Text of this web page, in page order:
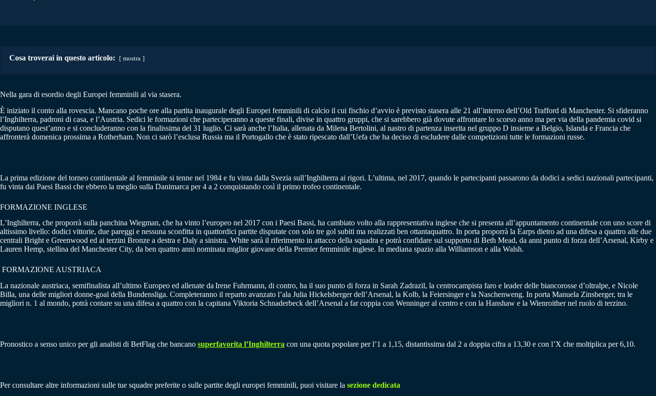
Cosa troverai in questo articolo: mostra
Nella gara di esordio degli Europei femminili al via stasera.
È iniziato il conto alla rovescia. Mancano poche ore alla partita inaugurale degli Europei femminili di calcio il cui fischio d’avvio è previsto stasera alle 21 all’interno dell’Old Trafford di Manchester. Si sfideranno
l’Inghilterra, padroni di casa, e l’Austria. Sedici le formazioni che parteciperanno a queste finali, divise in quattro gruppi, che si sarebbero già dovute affrontare lo scorso anno ma per via della pandemia covid si
disputano quest’anno e si concluderanno con la finalissima del 31 luglio. Ci sarà anche l’Italia, allenata da Milena Bertolini, al nastro di partenza inserita nel gruppo D insieme a Belgio, Islanda e Francia che
affronterà domenica prossima a Rotherham. Non ci sarò l’esclusa Russia ma il Portogallo che è stato ripescato dall’Uefa che ha deciso di escludere dalle competizioni tutte le formazioni russe.
La prima edizione del torneo continentale al femminile si tenne nel 1984 e fu vinta dalla Svezia sull’Inghilterra ai rigori. L’ultima, nel 2017, quando le partecipanti passarono da dodici a sedici nazionali partecipanti,
fu vinta dai Paesi Bassi che ebbero la meglio sulla Danimarca per 4 a 2 conquistando così il primo trofeo continentale.
FORMAZIONE INGLESE
L’Inghilterra, che proporrà sulla panchina Wiegman, che ha vinto l’europeo nel 2017 con i Paesi Bassi, ha cambiato volto alla rappresentativa inglese che si presenta all’appuntamento continentale con uno score di
altissimo livello: dodici vittorie, due pareggi e nessuna sconfitta in quattordici partite disputate con solo tre gol subiti ma realizzati ben ottantaquattro. In porta proporrà la Earps dietro ad una difesa a quattro alle due
centrali Bright e Greenwood ed ai terzini Bronze a destra e Daly a sinistra. White sarà il riferimento in attacco della squadra e potrà confidare sul supporto di Beth Mead, da anni punto di forza dell’Arsenal, Kirby e
Lauren Hemp, stellina del Manchester City, da ben quattro anni nominata miglior giovane della Premier femminile inglese. In mediana spazio alla Williamson e alla Walsh.
FORMAZIONE AUSTRIACA
La nazionale austriaca, semifinalista all’ultimo Europeo ed allenate da Irene Fuhrmann, di contro, ha il suo punto di forza in Sarah Zadrazil, la centrocampista faro e leader delle biancorosse d’oltralpe, e Nicole
Billa, una delle migliori donne-goal della Bundensliga. Completeranno il reparto avanzato l’ala Julia Hickelsberger dell’Arsenal, la Kolb, la Feiersinger e la Naschenweng. In porta Manuela Zinsberger, tra le
migliori n. 1 al mondo, potrà contare su una difesa a quattro con la capitana Viktoria Schnaderbeck dell’Arsenal a far coppia con Wenninger al centro e con la Hanshaw e la Wienroither nel ruolo di terzino.
Pronostico a senso unico per gli analisti di BetFlag che bancano superfavorita l’Inghilterra con una quota popolare per l’1 a 1,15, distantissima dal 2 a doppia cifra a 13,30 e con l’X che moltiplica per 6,10.
Per consultare altre informazioni sulle tue squadre preferite o sulle partite degli europei femminili, puoi visitare la sezione dedicata